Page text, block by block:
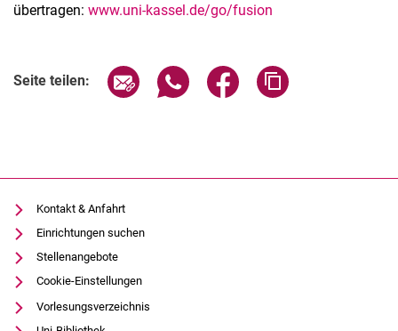
übertragen: www.uni-kassel.de/go/fusion
Seite teilen: Seite über E-Mail teilen
Seite über WhatsApp teilen
Seite über Facebook
Kontakt & Anfahrt
Einrichtungen suchen
Stellenangebote
Cookie-Einstellungen
Vorlesungsverzeichnis